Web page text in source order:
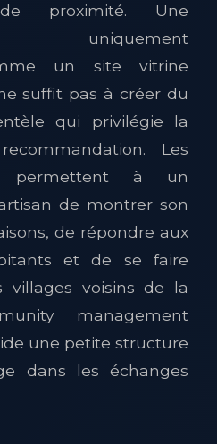
proximité. Une
uniquement
un site vitrine
suffit pas à créer du
qui privilégie la
Les
permettent à un
de montrer son
de répondre aux
et de se faire
villages voisins de la
management
une petite structure
dans les échanges